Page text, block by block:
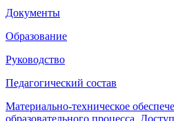
Документы
Образование
Руководство
Педагогический состав
Материально-техническое
образовательного процесса.